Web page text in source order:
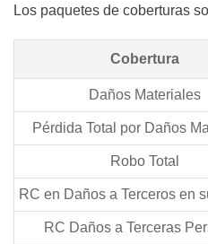
Los paquetes de coberturas
Cobertura
Daños Materiales
Pérdida Total por Daños
Robo Total
RC en Daños a Terceros en
RC Daños a Terceras